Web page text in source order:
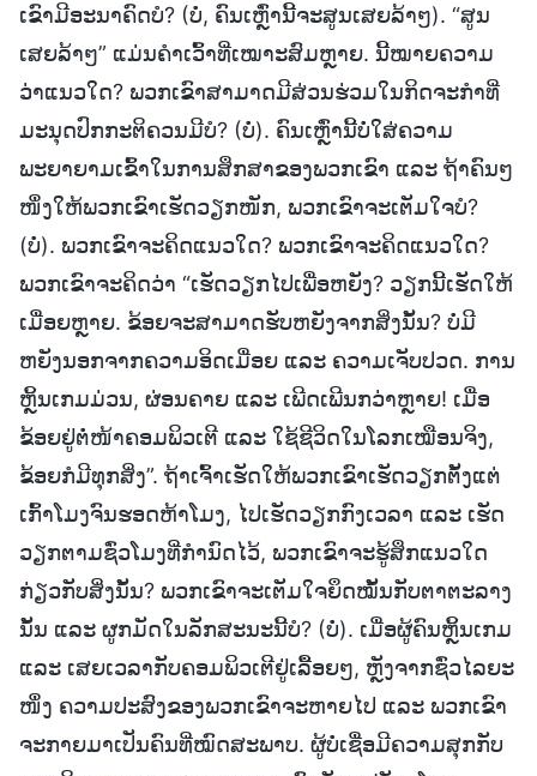
ເຂົາມີອະນາຄົດບໍ? (ບໍ່, ຄົນເຫຼົ່ານີ້ຈະສູນເສຍລ້າໆ). “ສູນ
ເສຍລ້າໆ” ແມ່ນຄຳເວົ້າທີ່ເໝາະສົມຫຼາຍ. ນີ້ໝາຍຄວາມ
ວ່າແນວໃດ? ພວກເຂົາສາມາດມີສ່ວນຮ່ວມໃນກິດຈະກຳທີ່
ມະນຸດປົກກະຕິຄວນມີບໍ? (ບໍ່). ຄົນເຫຼົ່ານີ້ບໍ່ໃສ່ຄວາມ
ພະຍາຍາມເຂົ້າໃນການສຶກສາຂອງພວກເຂົາ ແລະ ຖ້າຄົນໆ
ໜຶ່ງໃຫ້ພວກເຂົາເຮັດວຽກໜັກ, ພວກເຂົາຈະເຕັມໃຈບໍ?
(ບໍ່). ພວກເຂົາຈະຄິດແນວໃດ? ພວກເຂົາຈະຄິດແນວໃດ?
ພວກເຂົາຈະຄິດວ່າ “ເຮັດວຽກໄປເພື່ອຫຍັງ? ວຽກນີ້ເຮັດໃຫ້
ເມື່ອຍຫຼາຍ. ຂ້ອຍຈະສາມາດຮັບຫຍັງຈາກສິ່ງນັ້ນ? ບໍ່ມີ
ຫຍັງນອກຈາກຄວາມອິດເມື່ອຍ ແລະ ຄວາມເຈັບປວດ. ການ
ຫຼິ້ນເກມມ່ວນ, ຜ່ອນຄາຍ ແລະ ເພີດເພີນກວ່າຫຼາຍ! ເມື່ອ
ຂ້ອຍຢູ່ຕໍ່ໜ້າຄອມພິວເຕີ ແລະ ໃຊ້ຊີວິດໃນໂລກເໝືອນຈິງ,
ຂ້ອຍກໍມີທຸກສິ່ງ”. ຖ້າເຈົ້າເຮັດໃຫ້ພວກເຂົາເຮັດວຽກຕັ້ງແຕ່
ເກົ້າໂມງຈົນຮອດຫ້າໂມງ, ໄປເຮັດວຽກກົງເວລາ ແລະ ເຮັດ
ວຽກຕາມຊົ່ວໂມງທີ່ກໍານົດໄວ້, ພວກເຂົາຈະຮູ້ສຶກແນວໃດ
ກ່ຽວກັບສິ່ງນັ້ນ? ພວກເຂົາຈະເຕັມໃຈຍຶດໝັ້ນກັບຕາຕະລາງ
ນັ້ນ ແລະ ຜູກມັດໃນລັກສະນະນີ້ບໍ? (ບໍ່). ເມື່ອຜູ້ຄົນຫຼິ້ນເກມ
ແລະ ເສຍເວລາກັບຄອມພິວເຕີຢູ່ເລື້ອຍໆ, ຫຼັງຈາກຊົ່ວໄລຍະ
ໜຶ່ງ ຄວາມປະສົງຂອງພວກເຂົາຈະຫາຍໄປ ແລະ ພວກເຂົາ
ຈະກາຍມາເປັນຄົນທີ່ໝົດສະພາບ. ຜູ້ບໍ່ເຊື່ອມີຄວາມສຸກກັບ